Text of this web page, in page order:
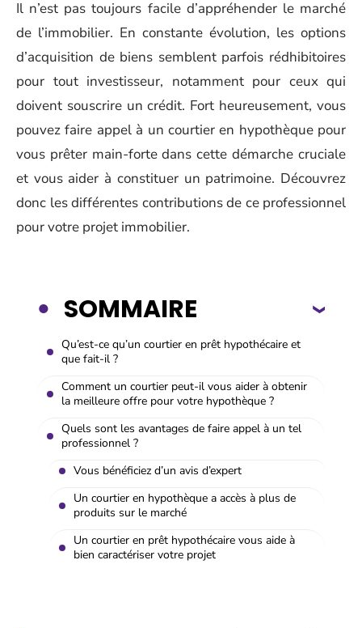
Il n’est pas toujours facile d’appréhender le marché
de l’immobilier. En constante évolution, les options
d’acquisition de biens semblent parfois rédhibitoires
pour tout investisseur, notamment pour ceux qui
doivent souscrire un crédit. Fort heureusement, vous
pouvez faire appel à un courtier en hypothèque pour
vous prêter main-forte dans cette démarche cruciale
et vous aider à constituer un patrimoine. Découvrez
donc les différentes contributions de ce professionnel
pour votre projet immobilier.
SOMMAIRE
Qu’est-ce qu’un courtier en prêt hypothécaire et
que fait-il ?
Comment un courtier peut-il vous aider à obtenir
la meilleure offre pour votre hypothèque ?
Quels sont les avantages de faire appel à un tel
professionnel ?
Vous bénéficiez d’un avis d’expert
Un courtier en hypothèque a accès à plus de
produits sur le marché
Un courtier en prêt hypothécaire vous aide à
bien caractériser votre projet